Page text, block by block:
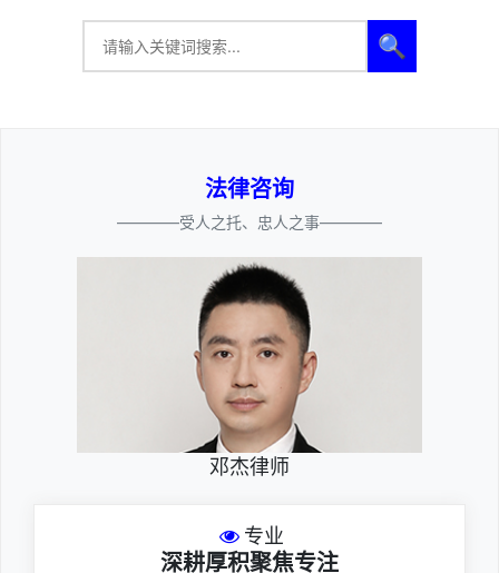
🔍
法律咨询
————受人之托、忠人之事————
邓杰律师
专业
深耕厚积聚焦专注